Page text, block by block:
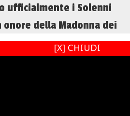
ufficialmente i Solenni
della Madonna dei
[X] CHIUDI